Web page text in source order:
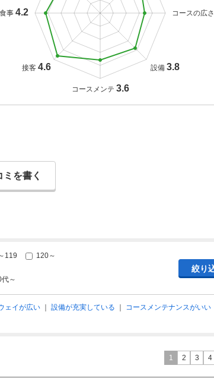
コースの広さ
設備 3.8
コースメンテ 3.6
接客 4.6
食事 4.2
を書く
119
120～
～
ェイが広い 設備が充実している コースメンテナンスがいい
1 2 3 4